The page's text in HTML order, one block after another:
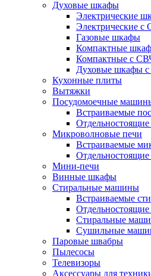
Духовые шкафы
Электрические
Электрические с
Газовые шкафы
Компактные
Компактные с
Духовые шкафы с
Кухонные плиты
Вытяжки
Посудомоечные
Встраиваемые
Микроволновые печи
Встраиваемые
Мини-печи
Винные шкафы
Стиральные машины
Встраиваемые
Стиральные
Сушильные
Паровые швабры
Пылесосы
Телевизоры
Аксессуары для